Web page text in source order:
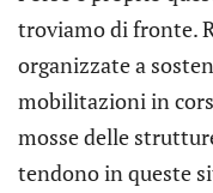
troviamo di fronte.
organizzate a
mobilitazioni in
mosse delle
tendono in queste